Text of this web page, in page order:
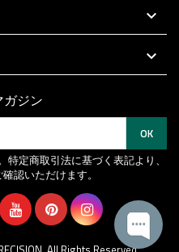


ガジン
定商取引法に基づく表記より、
認いただけます。